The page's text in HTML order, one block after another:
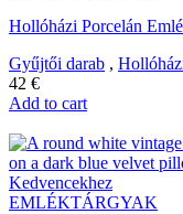
Hollóházi Porcelán
Gyűjtői darab ,
42 €
Add to cart
Kedvencekhez
EMLÉKTÁRGYAK